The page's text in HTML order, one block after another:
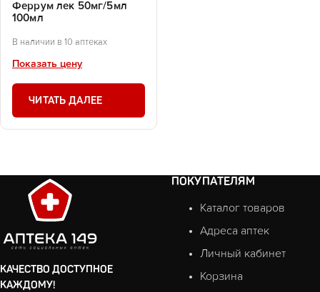
Феррум лек 50мг/5мл
100мл
В наличии в 10 аптеках
Показать цену
ЧИТАТЬ ДАЛЕЕ
КАЧЕСТВО ДОСТУПНОЕ
КАЖДОМУ!
ПОКУПАТЕЛЯМ
Каталог товаров
Адреса аптек
Личный кабинет
Корзина